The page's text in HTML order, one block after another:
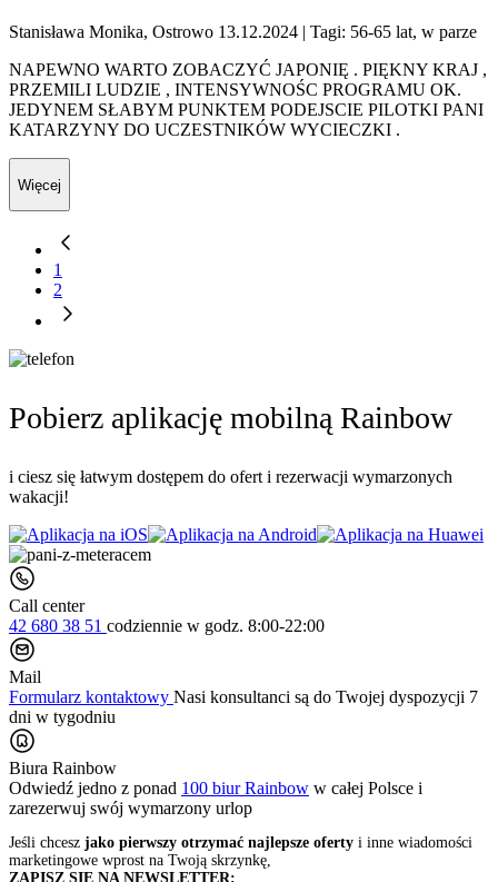
Stanisława Monika, Ostrowo 13.12.2024 | Tagi: 56-65 lat, w parze
NAPEWNO WARTO ZOBACZYĆ JAPONIĘ . PIĘKNY KRAJ ,
PRZEMILI LUDZIE , INTENSYWNOŚC PROGRAMU OK.
JEDYNEM SŁABYM PUNKTEM PODEJSCIE PILOTKI PANI
KATARZYNY DO UCZESTNIKÓW WYCIECZKI .
Więcej
1
2
Pobierz aplikację mobilną Rainbow
i ciesz się łatwym dostępem do ofert i rezerwacji wymarzonych
wakacji!
Call center
42 680 38 51 codziennie w godz. 8:00-22:00
Mail
Formularz kontaktowy Nasi konsultanci są do Twojej dyspozycji 7
dni w tygodniu
Biura Rainbow
Odwiedź jedno z ponad 100 biur Rainbow w całej Polsce i
zarezerwuj swój wymarzony urlop
Jeśli chcesz jako pierwszy otrzymać najlepsze oferty i inne wiadomości
marketingowe wprost na Twoją skrzynkę,
ZAPISZ SIĘ NA NEWSLETTER: